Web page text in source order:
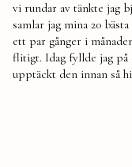
vi rundar av tänkte jag
samlar jag mina 20
ett par gånger i
flitigt. Idag fyllde jag på
upptäckt den innan så